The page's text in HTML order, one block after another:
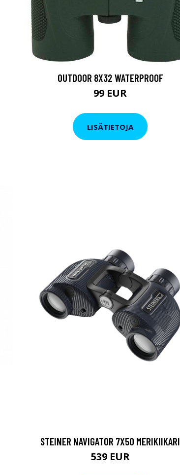
OUTDOOR 8X32 WATERPROOF
99 EUR
LISÄTIETOJA
STEINER NAVIGATOR 7X50 MERIKIIKARI
539 EUR